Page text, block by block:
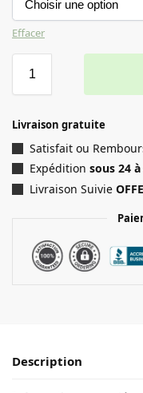
Effacer
Livraison gratuite
Satisfait ou
Expédition sous 24
Livraison Suivie
Description